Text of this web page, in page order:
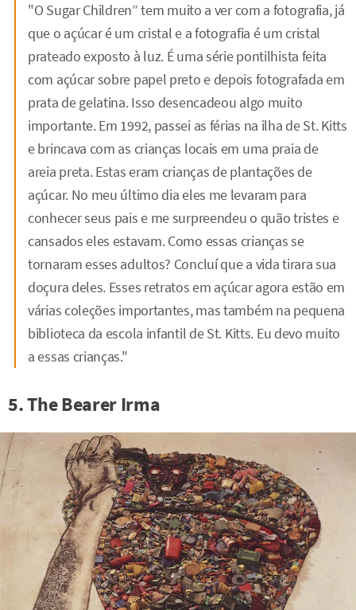
"O Sugar Children” tem muito a ver com a fotografia, já
que o açúcar é um cristal e a fotografia é um cristal
prateado exposto à luz. É uma série pontilhista feita
com açúcar sobre papel preto e depois fotografada em
prata de gelatina. Isso desencadeou algo muito
importante. Em 1992, passei as férias na ilha de St. Kitts
e brincava com as crianças locais em uma praia de
areia preta. Estas eram crianças de plantações de
açúcar. No meu último dia eles me levaram para
conhecer seus pais e me surpreendeu o quão tristes e
cansados eles estavam. Como essas crianças se
tornaram esses adultos? Concluí que a vida tirara sua
doçura deles. Esses retratos em açúcar agora estão em
várias coleções importantes, mas também na pequena
biblioteca da escola infantil de St. Kitts. Eu devo muito
a essas crianças."
5. The Bearer Irma